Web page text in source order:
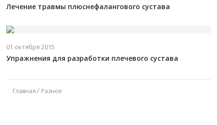
Лечение травмы плюснефалангового сустава
01 октября 2015
Упражнения для разработки плечевого сустава
Главная Разное